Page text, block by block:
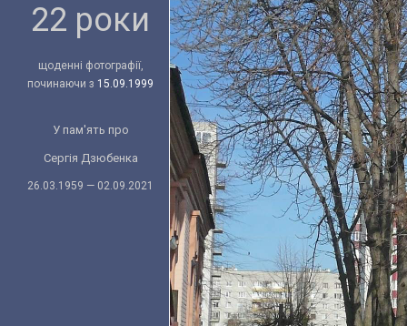
22 роки
щоденні фотографії,
починаючи з 15.09.1999
У пам'ять про
Сергія Дзюбенка
26.03.1959 — 02.09.2021